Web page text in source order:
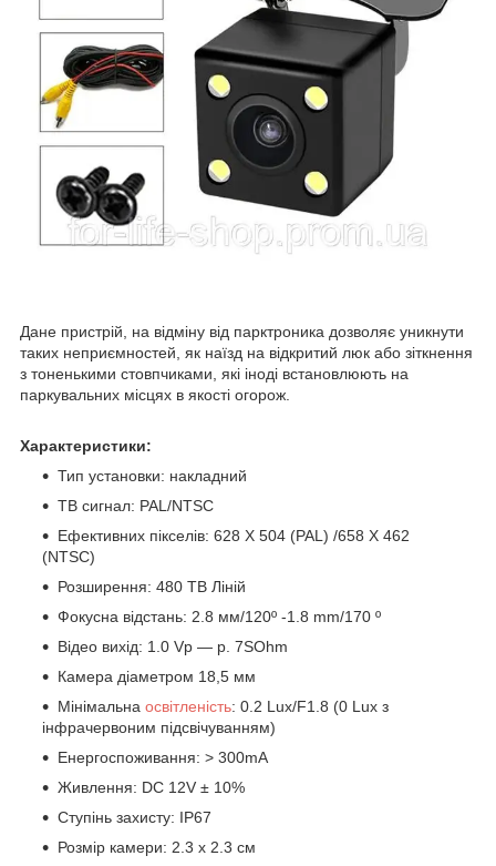
Дане пристрій, на відміну від парктроника дозволяє уникнути
таких неприємностей, як наїзд на відкритий люк або зіткнення
з тоненькими стовпчиками, які іноді встановлюють на
паркувальних місцях в якості огорож.
Характеристики:
Тип установки: накладний
ТВ сигнал: PAL/NTSC
Ефективних пікселів: 628 X 504 (PAL) /658 X 462
(NTSC)
Розширення: 480 ТВ Ліній
Фокусна відстань: 2.8 мм/120º -1.8 mm/170 º
Відео вихід: 1.0 Vp — p. 7SOhm
Камера діаметром 18,5 мм
Мінімальна освітленість: 0.2 Lux/F1.8 (0 Lux з
інфрачервоним підсвічуванням)
Енергоспоживання: > 300mA
Живлення: DC 12V ± 10%
Ступінь захисту: IP67
Розмір камери: 2.3 х 2.3 см